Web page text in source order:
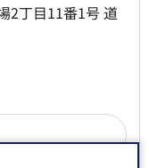
2丁目11番1号 道